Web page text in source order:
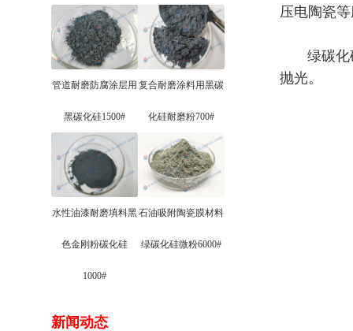
管道耐磨防腐涂层用
黑碳化硅1500#
复合耐磨涂料用黑碳
化硅耐磨粉700#
水性油漆耐磨填料黑
色金刚粉碳化硅
1000#
石油吸附陶瓷膜材料
绿碳化硅微粉6000#
新闻动态
压电陶瓷
绿碳化硅
抛光。